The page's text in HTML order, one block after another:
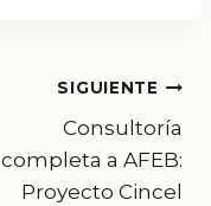
SIGUIENTE
Consultoría
completa a AFEB:
Proyecto Cincel